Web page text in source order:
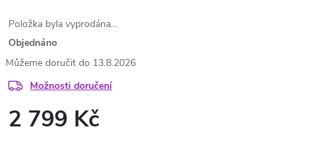
Položka byla vyprodána…
Objednáno
13.8.2026
Možnosti doručení
2 799 Kč